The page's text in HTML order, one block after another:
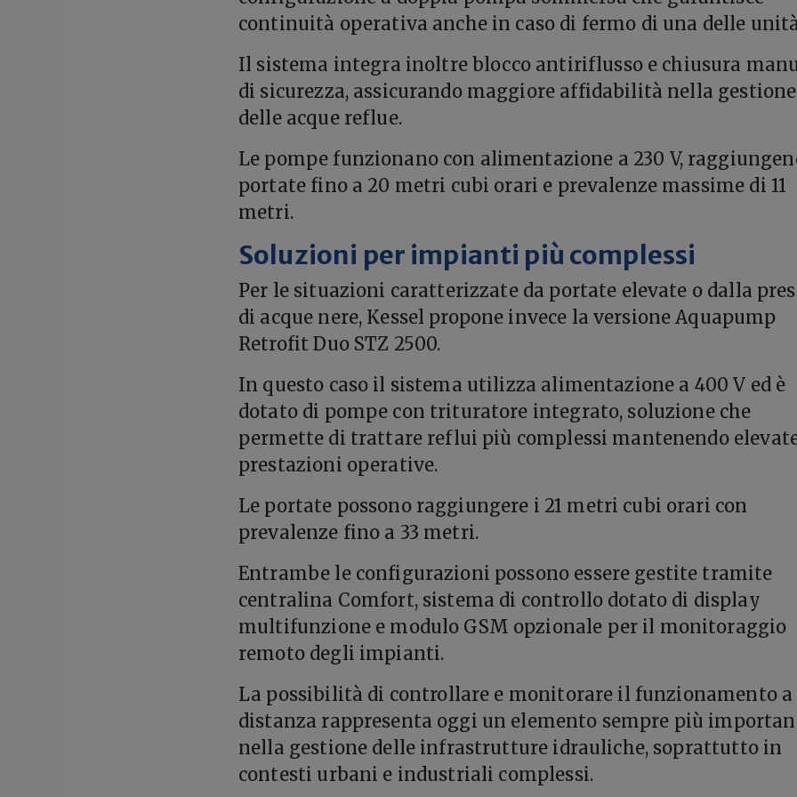
continuità operativa anche in caso di fermo di una delle
Il sistema integra inoltre blocco antiriflusso e chiusura
di sicurezza, assicurando maggiore affidabilità nella gestione
delle acque reflue.
Le pompe funzionano con alimentazione a 230 V,
portate fino a 20 metri cubi orari e prevalenze massime di 11
metri.
Soluzioni per impianti più complessi
Per le situazioni caratterizzate da portate elevate o dalla
di acque nere, Kessel propone invece la versione Aquapump
Retrofit Duo STZ 2500.
In questo caso il sistema utilizza alimentazione a 400 V ed è
dotato di pompe con trituratore integrato, soluzione che
permette di trattare reflui più complessi mantenendo
prestazioni operative.
Le portate possono raggiungere i 21 metri cubi orari con
prevalenze fino a 33 metri.
Entrambe le configurazioni possono essere gestite tramite
centralina Comfort, sistema di controllo dotato di display
multifunzione e modulo GSM opzionale per il monitoraggio
remoto degli impianti.
La possibilità di controllare e monitorare il funzionamento a
distanza rappresenta oggi un elemento sempre più
nella gestione delle infrastrutture idrauliche, soprattutto in
contesti urbani e industriali complessi.